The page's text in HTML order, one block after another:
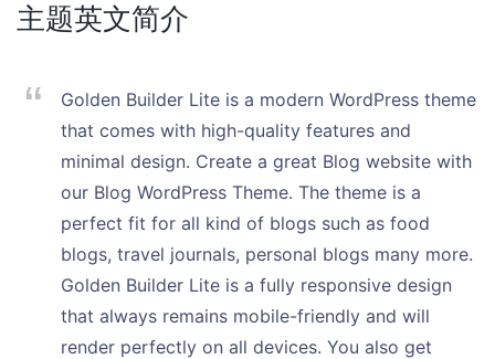
主题英文简介
Golden Builder Lite is a modern WordPress theme
that comes with high-quality features and
minimal design. Create a great Blog website with
our Blog WordPress Theme. The theme is a
perfect fit for all kind of blogs such as food
blogs, travel journals, personal blogs many more.
Golden Builder Lite is a fully responsive design
that always remains mobile-friendly and will
render perfectly on all devices. You also get